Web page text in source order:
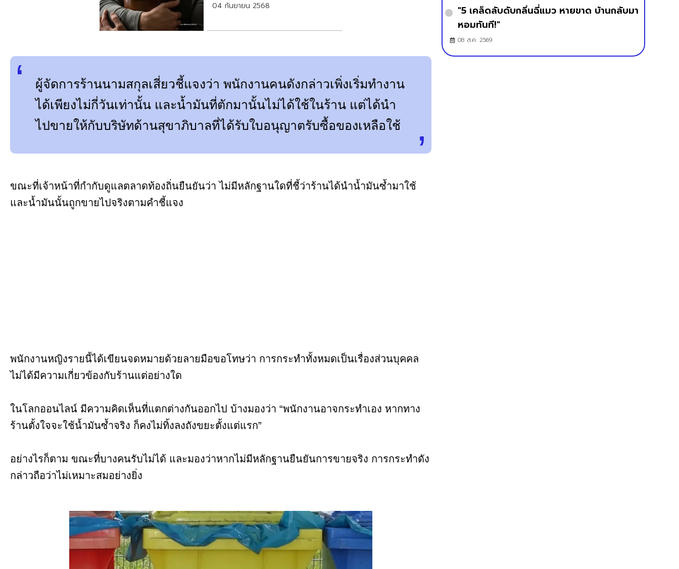
04 กันยายน 2568
ผู้จัดการร้านนามสกุลเสี่ยวชี้แจงว่า พนักงานคนดังกล่าวเพิ่งเริ่มทำงาน
ได้เพียงไม่กี่วันเท่านั้น และน้ำมันที่ตักมานั้นไม่ได้ใช้ในร้าน แต่ได้นำ
ไปขายให้กับบริษัทด้านสุขาภิบาลที่ได้รับใบอนุญาตรับซื้อของเหลือใช้
ขณะที่เจ้าหน้าที่กำกับดูแลตลาดท้องถิ่นยืนยันว่า ไม่มีหลักฐานใดที่ชี้ว่าร้านได้นำน้ำมันซ้ำมาใช้
และน้ำมันนั้นถูกขายไปจริงตามคำชี้แจง
พนักงานหญิงรายนี้ได้เขียนจดหมายด้วยลายมือขอโทษว่า การกระทำทั้งหมดเป็นเรื่องส่วนบุคคล
ไม่ได้มีความเกี่ยวข้องกับร้านแต่อย่างใด
ในโลกออนไลน์ มีความคิดเห็นที่แตกต่างกันออกไป บ้างมองว่า “พนักงานอาจกระทำเอง หากทาง
ร้านตั้งใจจะใช้น้ำมันซ้ำจริง ก็คงไม่ทิ้งลงถังขยะตั้งแต่แรก”
อย่างไรก็ตาม ขณะที่บางคนรับไม่ได้ และมองว่าหากไม่มีหลักฐานยืนยันการขายจริง การกระทำดัง
กล่าวถือว่าไม่เหมาะสมอย่างยิ่ง
"5 เคล็ดลับดับกลิ่นฉี่แมว หายขาด บ้านกลับมา
หอมทันที!"
08 ส.ค. 2569